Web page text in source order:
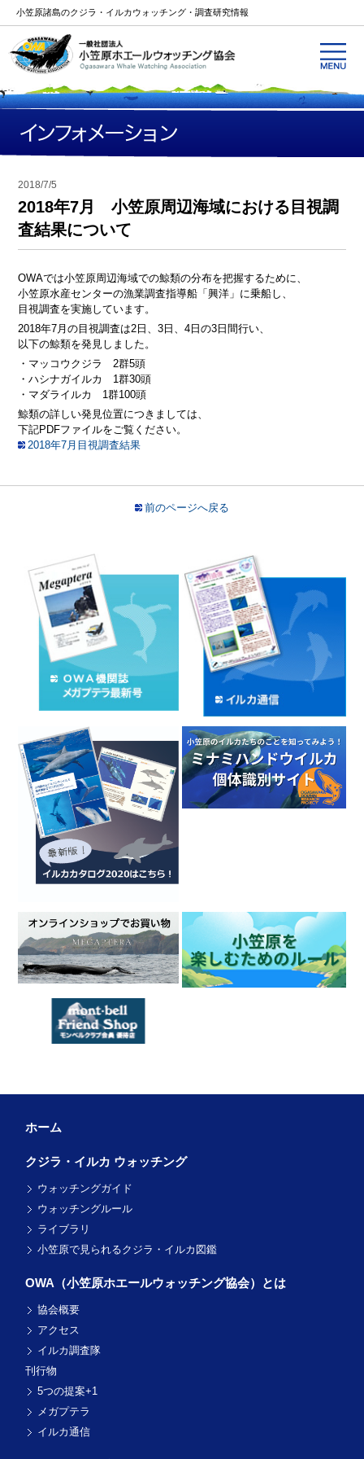
小笠原諸島のクジラ・イルカウォッチング・調査研究情報
2018/7/5
2018年7月 小笠原周辺海域における目視調
査結果について
OWAでは小笠原周辺海域での鯨類の分布を把握するために、
小笠原水産センターの漁業調査指導船「興洋」に乗船し、
目視調査を実施しています。
2018年7月の目視調査は2日、3日、4日の3日間行い、
以下の鯨類を発見しました。
・マッコウクジラ 2群5頭
・ハシナガイルカ 1群30頭
・マダライルカ 1群100頭
鯨類の詳しい発見位置につきましては、
下記PDFファイルをご覧ください。
2018年7月目視調査結果
前のページへ戻る
ホーム
クジラ・イルカ ウォッチング
ウォッチングガイド
ウォッチングルール
ライブラリ
小笠原で見られるクジラ・イルカ図鑑
OWA（小笠原ホエールウォッチング協会）とは
協会概要
アクセス
イルカ調査隊
刊行物
5つの提案+1
メガプテラ
イルカ通信